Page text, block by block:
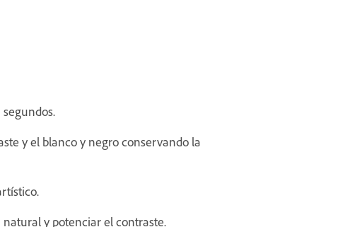
y el blanco y negro conservando la
y potenciar el contraste.